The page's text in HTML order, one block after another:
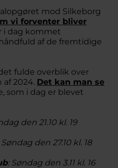
mod Silkeborg
vi forventer bliver
i dag kommet
af de fremtidige
fulde overblik over
af 2024. Det kan man se
som i dag er blevet
den 21.10 kl. 19
Søndag den 27.10 kl. 18
: Søndag den 3.11 kl. 16